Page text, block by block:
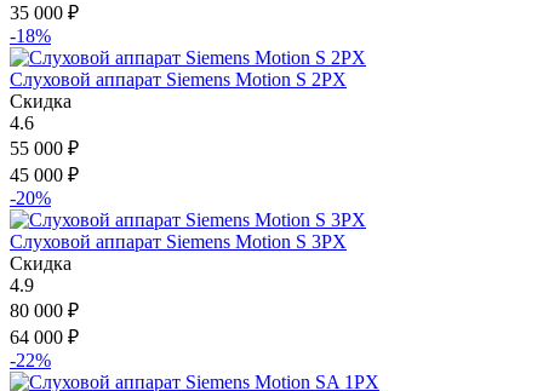
35 000 ₽
-18%
Слуховой аппарат Siemens Motion S 2PX
Скидка
4.6
55 000 ₽
45 000 ₽
-20%
Слуховой аппарат Siemens Motion S 3PX
Скидка
4.9
80 000 ₽
64 000 ₽
-22%